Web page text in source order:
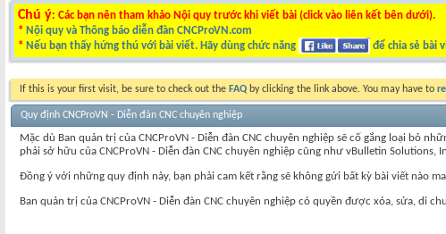
Chú ý: Các bạn nên tham khảo Nội quy trước khi viết bài (click vào liên kết bên dưới).
* Nội quy và Thông báo diễn đàn CNCProVN.com
* Nếu bạn thấy hứng thú với bài viết. Hãy dùng chức năng để chia sẻ bài
If this is your first visit, be sure to check out the FAQ by clicking the link above. You may have to
Quy định CNCProVN - Diễn đàn CNC chuyên nghiệp
Mặc dù Ban quản trị của CNCProVN - Diễn đàn CNC chuyên nghiệp sẽ cố gắng loại bỏ
phải sở hữu của CNCProVN - Diễn đàn CNC chuyên nghiệp cũng như vBulletin
Đồng ý với những quy định này, bạn phải cam kết rằng sẽ không gửi bất kỳ bài viết nào
Ban quản trị của CNCProVN - Diễn đàn CNC chuyên nghiệp có quyền được xóa, sửa, di